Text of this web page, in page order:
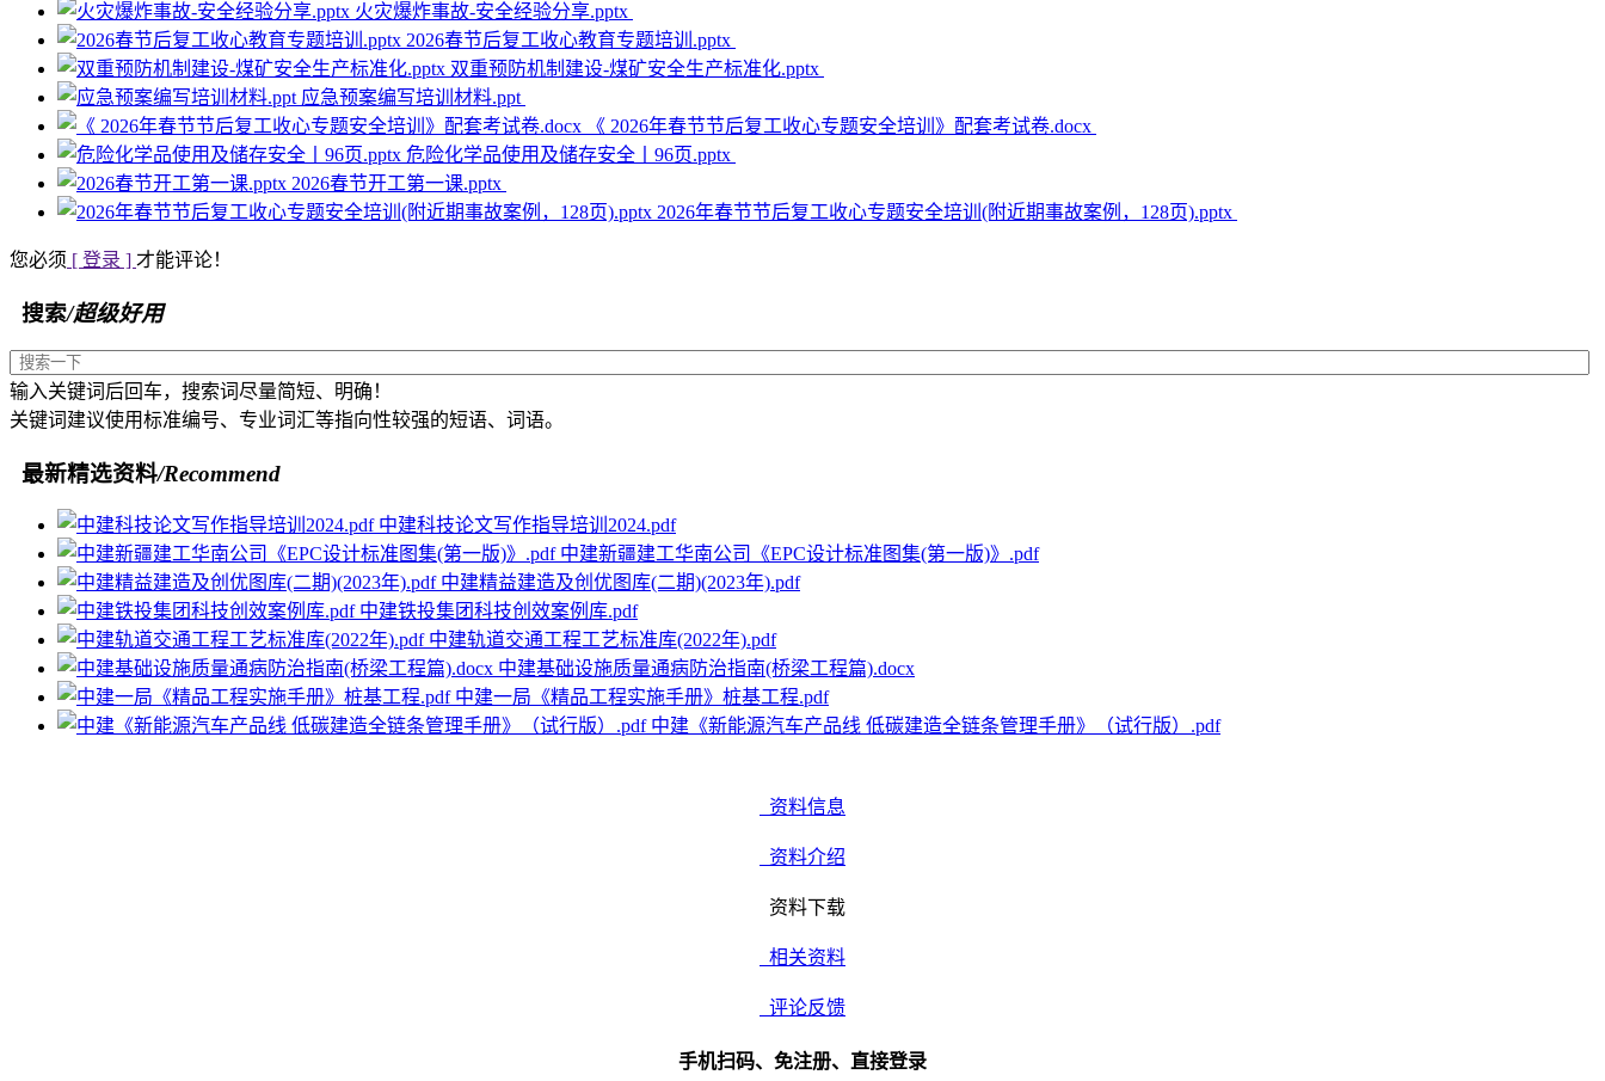
火灾爆炸事故-安全经验分享.pptx
2026春节后复工收心教育专题培训.pptx
双重预防机制建设-煤矿安全生产标准化.pptx
应急预案编写培训材料.ppt
《 2026年春节节后复工收心专题安全培训》配套考试卷.docx
危险化学品使用及储存安全丨96页.pptx
2026春节开工第一课.pptx
2026年春节节后复工收心专题安全培训(附近期事故案例，128页).pptx
您必须 [ 登录 ] 才能评论！
搜索/超级好用
输入关键词后回车，搜索词尽量简短、明确！
关键词建议使用标准编号、专业词汇等指向性较强的短语、词语。
最新精选资料/Recommend
中建科技论文写作指导培训2024.pdf
中建新疆建工华南公司《EPC设计标准图集(第一版)》.pdf
中建精益建造及创优图库(二期)(2023年).pdf
中建铁投集团科技创效案例库.pdf
中建轨道交通工程工艺标准库(2022年).pdf
中建基础设施质量通病防治指南(桥梁工程篇).docx
中建一局《精品工程实施手册》桩基工程.pdf
中建《新能源汽车产品线 低碳建造全链条管理手册》（试行版）.pdf
资料信息
资料介绍
资料下载
相关资料
评论反馈
手机扫码、免注册、直接登录